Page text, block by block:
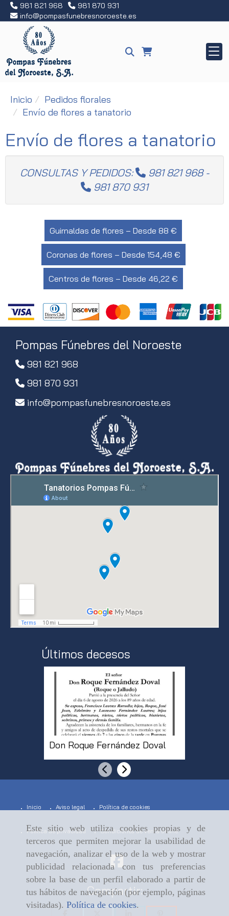
Este sitio web utiliza cookies propias y de
terceros que permiten mejorar la usabilidad de
navegación, analizar el uso de la web y mostrar
publicidad relacionada con tus preferencias
sobre la base de un perfil elaborado a partir de
tus hábitos de navegación (por ejemplo, páginas
visitadas). Política de cookies.
981 821 968
981 870 931
info
pompasfunebresnoroeste.es
Inicio
Pedidos florales
Envío de flores a tanatorio
Envío de flores a tanatorio
CONSULTAS Y PEDIDOS: 981 821 968-
981 870 931
Guirnaldas de flores – Desde 88 €
Coronas de flores – Desde 154,48 €
Centros de flores – Desde 46,22 €
Pompas Fúnebres del Noroeste
981 821 968
981 870 931
info
pompasfunebresnoroeste.es
Últimos decesos
Don Roque Fernández Doval
AnteriorSiguiente
Inicio Aviso legal Política de cookies
Política de privacidad Condiciones de venta online
Compartir: